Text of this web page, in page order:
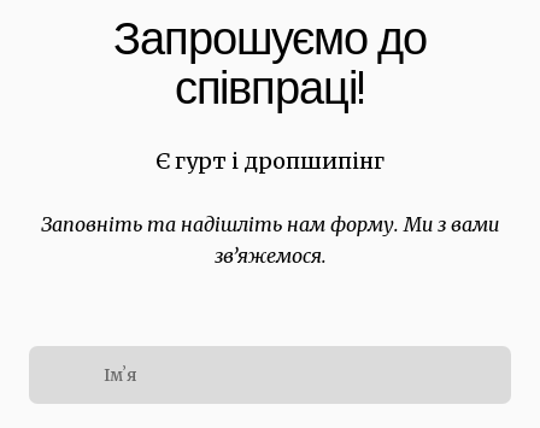
Запрошуємо до
співпраці!
Є гурт і дропшипінг
Заповніть та надішліть нам форму. Ми з вами
звʼяжемося.